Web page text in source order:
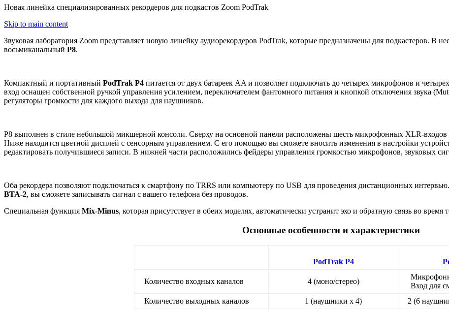
Новая линейка специализированных рекордеров для подкастов Zoom PodTrak
Skip to main content
Звуковая лаборатория Zoom представляет новую линейку аудиорекордеров PodTrak, которые предназначены для подкастеров. В
восьмиканальный P8.
Компактный и портативный PodTrak P4 питается от двух батареек AA и позволяет подключать до четырех микрофонов и
вход оснащен собственной ручкой управления усилением, переключателем фантомного питания и кнопкой отключения звука
регуляторы громкости для каждого выхода для наушников.
P8 выполнен в стиле небольшой микшерной консоли. Сверху на основной панели расположены шесть микрофонных XLR-
Ниже находится цветной дисплей с сенсорным управлением. С его помощью вы сможете вносить изменения в настройки
редактировать получившиеся записи. В нижней части расположились фейдеры управления громкостью микрофонов, звуковых
Оба рекордера позволяют подключаться к смартфону по TRRS или компьютеру по USB для проведения дистанционных
BTA-2, вы сможете записывать сигнал с вашего телефона без проводов.
Специальная функция Mix-Minus, которая присутствует в обеих моделях, автоматически устранит эхо и обратную связь во время
Основные особенности и характеристики
PodTrak P4
Количество входных каналов 4 (моно/стерео)
Вход для
Количество выходных каналов
1 (наушники x 4)
2 (6